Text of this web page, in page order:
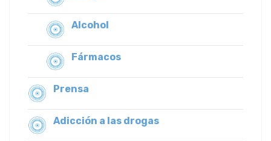
Alcohol
Fármacos
Prensa
Adicción a las drogas